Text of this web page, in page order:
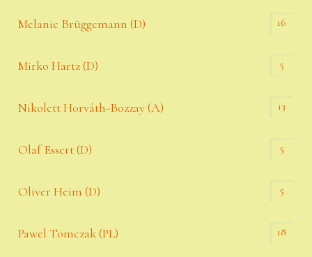
Melanie Brüggemann (D) 16
Mirko Hartz (D) 5
Nikolett Horváth-Bozzay (A) 13
Olaf Essert (D) 5
Oliver Heim (D) 5
Pawel Tomczak (PL) 18